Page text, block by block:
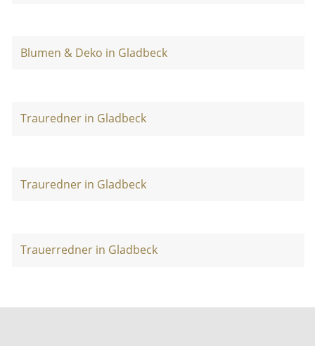
Blumen & Deko in Gladbeck
Trauredner in Gladbeck
Trauredner in Gladbeck
Trauerredner in Gladbeck